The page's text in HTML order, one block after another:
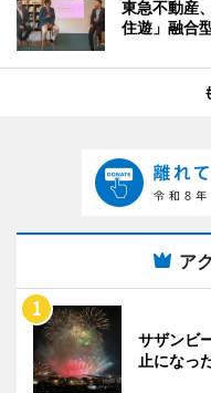
東急不動産
住遊」融合
ア
サザンビ
止になっ